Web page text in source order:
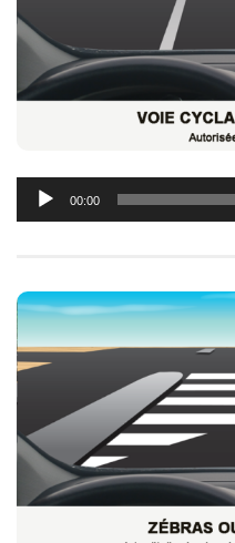
Lecteur
audio
00:00